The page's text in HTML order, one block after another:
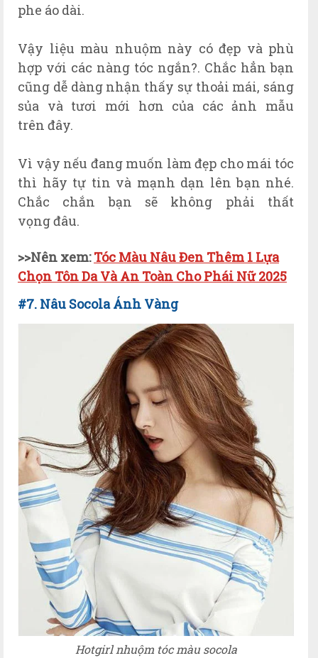
phe áo dài.
Vậy liệu màu nhuộm này cóđẹp và phù
hợp với các nàng tóc ngắn?. Chắc hẳn bạn
cũng dễdàng nhận thấy sự thoải mái, sáng
sủa và tươi mới hơn của cácảnh mẫu
trên đây.
Vì vậy nếu đang muốn làmđẹp cho mái tóc
thì hãy tự tin và mạnh dạn lên bạn nhé.
Chắc chắn bạn sẽ không phải thất
vọngđâu.
>>Nên xem:Tóc Màu Nâu Đen Thêm 1 Lựa
Chọn Tôn Da Và An Toàn Cho Phái Nữ 2025
#7. Nâu Socola Ánh Vàng
Hotgirl nhuộm tóc màu socola